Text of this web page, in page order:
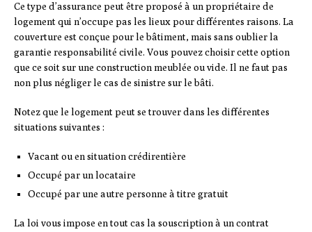
Ce type d’assurance peut être proposé à un propriétaire de
logement qui n’occupe pas les lieux pour différentes raisons. La
couverture est conçue pour le bâtiment, mais sans oublier la
garantie responsabilité civile. Vous pouvez choisir cette option
que ce soit sur une construction meublée ou vide. Il ne faut pas
non plus négliger le cas de sinistre sur le bâti.
Notez que le logement peut se trouver dans les différentes
situations suivantes :
Vacant ou en situation crédirentière
Occupé par un locataire
Occupé par une autre personne à titre gratuit
La loi vous impose en tout cas la souscription à un contrat